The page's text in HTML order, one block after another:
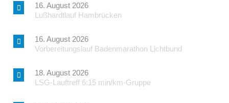
16. August 2026
Lußhardtlauf Hambrücken
16. August 2026
Vorbereitungslauf Badenmarathon Lichtbund
18. August 2026
LSG-Lauftreff 6:15 min/km-Gruppe